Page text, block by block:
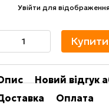
Увійти для
Купити
Новий відгук
Оплата